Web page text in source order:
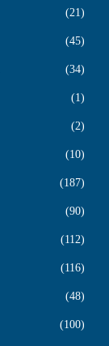
21
45
34
1
2
10
187
90
112
116
48
100